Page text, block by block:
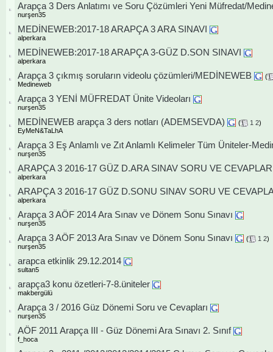
Arapça 3 Ders Anlatımı ve Soru Çözümleri Yeni Müfredat/
nurşen35
MEDİNEWEB:2017-18 ARAPÇA 3 ARA SINAVI
alperkara
MEDİNEWEB:2017-18 ARAPÇA 3-GÜZ D.SON SINAVI
alperkara
Arapça 3 çıkmış soruların videolu çözümleri/MEDİNEWEB
(
Medineweb
Arapça 3 YENİ MÜFREDAT Ünite Videoları
nurşen35
MEDİNEWEB arapça 3 ders notları (ADEMSEVDA) ( 1 2)
EyMeN&TaLhA
Arapça 3 Eş Anlamlı ve Zıt Anlamlı Kelimeler Tüm Üniteler-
nurşen35
ARAPÇA 3 2016-17 GÜZ D.ARA SINAV SORU VE
alperkara
ARAPÇA 3 2016-17 GÜZ D.SONU SINAV SORU VE
alperkara
Arapça 3 AÖF 2014 Ara Sınav ve Dönem Sonu Sınavı
nurşen35
Arapça 3 AÖF 2013 Ara Sınav ve Dönem Sonu Sınavı ( 1 2)
nurşen35
arapca etkinlik 29.12.2014
sultan5
arapça3 konu özetleri-7-8.üniteler
makbergülü
Arapça 3 / 2016 Güz Dönemi Soru ve Cevapları
nurşen35
AÖF 2011 Arapça III - Güz Dönemi Ara Sınavı 2. Sınıf
f_hoca